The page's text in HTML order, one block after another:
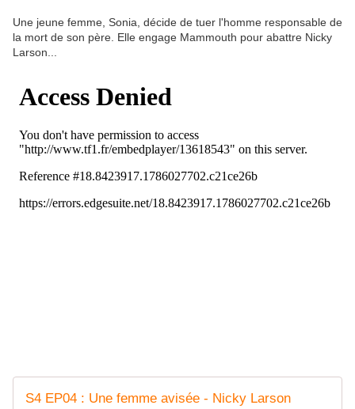
Une jeune femme, Sonia, décide de tuer l'homme responsable de
la mort de son père. Elle engage Mammouth pour abattre Nicky
Larson...
S4 EP04 : Une femme avisée - Nicky Larson